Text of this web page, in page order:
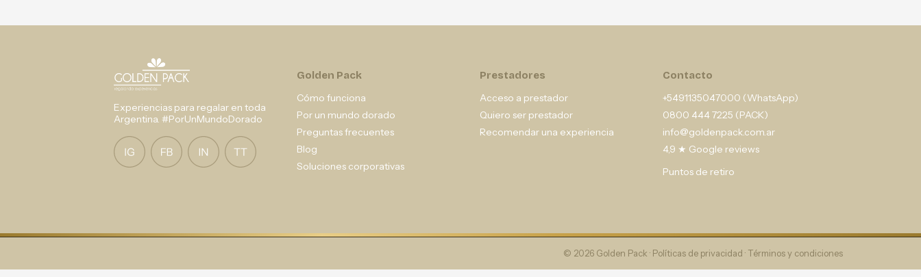
Experiencias para regalar en toda
Argentina. #PorUnMundoDorado
Golden Pack
Cómo funciona
Por un mundo dorado
Preguntas frecuentes
Blog
Soluciones corporativas
Prestadores
Acceso a prestador
Quiero ser prestador
Recomendar una experiencia
Contacto
+5491135047000 (WhatsApp)
0800 444 7225 (PACK)
info@goldenpack.com.ar
4,9 ★ Google reviews
Puntos de retiro
© 2026 Golden Pack · Políticas de privacidad · Términos y condiciones